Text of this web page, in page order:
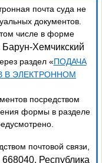
почта суда не
документов.
числе в форме
Барун-Хемчикский
раздел «ПОДАЧА
В ЭЛЕКТРОННОМ
посредством
формы в разделе
почтовой связи,
668040, Республика